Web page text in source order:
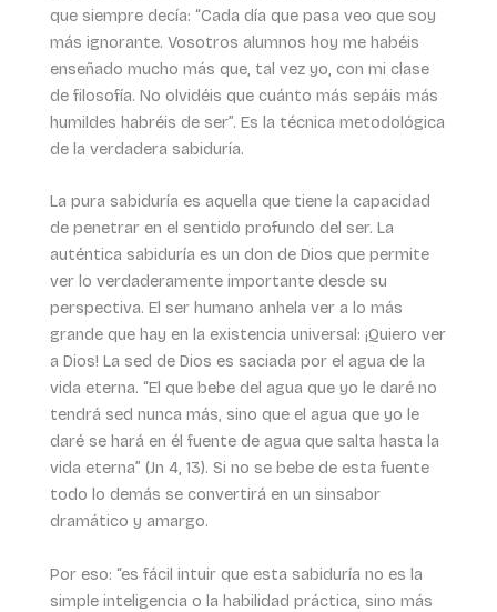
que siempre decía: “Cada día que pasa veo que soy
más ignorante. Vosotros alumnos hoy me habéis
enseñado mucho más que, tal vez yo, con mi clase
de filosofía. No olvidéis que cuánto más sepáis más
humildes habréis de ser”. Es la técnica metodológica
de la verdadera sabiduría.
La pura sabiduría es aquella que tiene la capacidad
de penetrar en el sentido profundo del ser. La
auténtica sabiduría es un don de Dios que permite
ver lo verdaderamente importante desde su
perspectiva. El ser humano anhela ver a lo más
grande que hay en la existencia universal: ¡Quiero ver
a Dios! La sed de Dios es saciada por el agua de la
vida eterna. “El que bebe del agua que yo le daré no
tendrá sed nunca más, sino que el agua que yo le
daré se hará en él fuente de agua que salta hasta la
vida eterna” (Jn 4, 13). Si no se bebe de esta fuente
todo lo demás se convertirá en un sinsabor
dramático y amargo.
Por eso: “es fácil intuir que esta sabiduría no es la
simple inteligencia o la habilidad práctica, sino más